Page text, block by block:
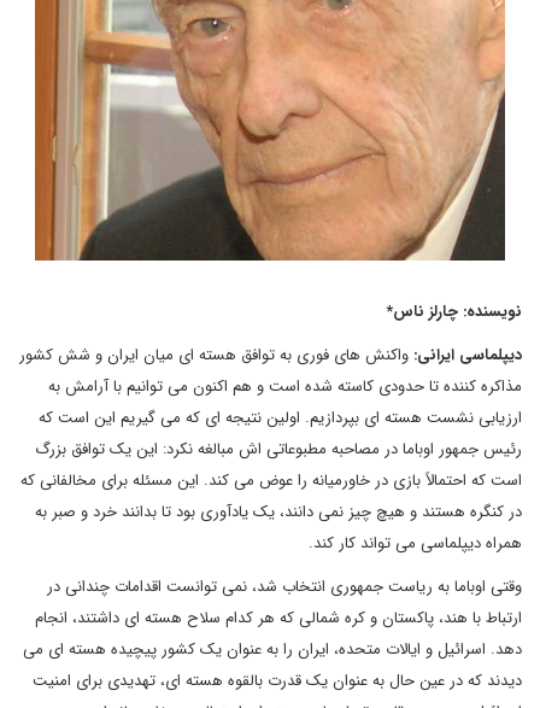
نویسنده: چارلز ناس*
دیپلماسی ایرانی: واکنش های فوری به توافق هسته ای میان ایران و شش کشور
مذاکره کننده تا حدودی کاسته شده است و هم اکنون می توانیم با آرامش به
ارزیابی نشست هسته ای بپردازیم. اولین نتیجه ای که می گیریم این است که
رئیس جمهور اوباما در مصاحبه مطبوعاتی اش مبالغه نکرد: این یک توافق بزرگ
است که احتمالاً بازی در خاورمیانه را عوض می کند. این مسئله برای مخالفانی که
در کنگره هستند و هیچ چیز نمی دانند، یک یادآوری بود تا بدانند خرد و صبر به
همراه دیپلماسی می تواند کار کند.
وقتی اوباما به ریاست جمهوری انتخاب شد، نمی توانست اقدامات چندانی در
ارتباط با هند، پاکستان و کره شمالی که هر کدام سلاح هسته ای داشتند، انجام
دهد. اسرائیل و ایالات متحده، ایران را به عنوان یک کشور پیچیده هسته ای می
دیدند که در عین حال به عنوان یک قدرت بالقوه هسته ای، تهدیدی برای امنیت